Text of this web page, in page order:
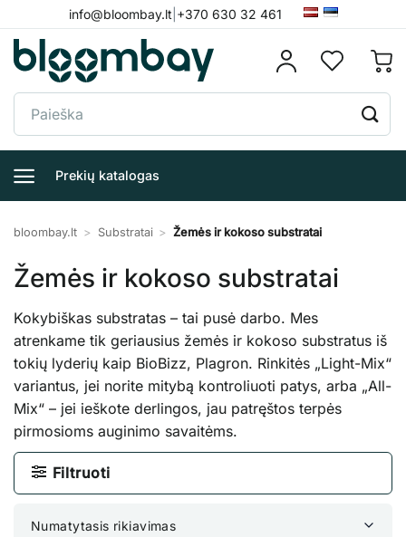
to
content
info@bloombay.lt +370 630 32 461
Ieškoti:
Prekių katalogas
bloombay.lt > Substratai > Žemės ir kokoso substratai
Žemės ir kokoso substratai
Kokybiškas substratas – tai pusė darbo. Mes
atrenkame tik geriausius žemės ir kokoso substratus iš
tokių lyderių kaip BioBizz, Plagron. Rinkitės „Light-Mix“
variantus, jei norite mitybą kontroliuoti patys, arba „All-
Mix“ – jei ieškote derlingos, jau patręštos terpės
pirmosioms auginimo savaitėms.
Filtruoti
Numatytasis rikiavimas